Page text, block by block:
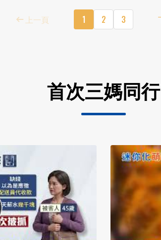
上一頁 1 2 3
首次三媽同行